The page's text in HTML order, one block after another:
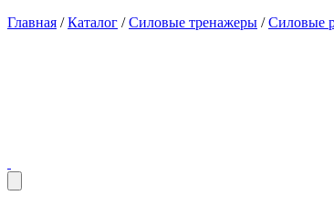
Главная / Каталог / Силовые тренажеры / Силовые